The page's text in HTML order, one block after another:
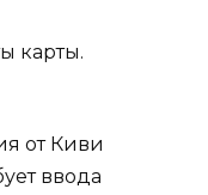
карты.
от Киви
ввода